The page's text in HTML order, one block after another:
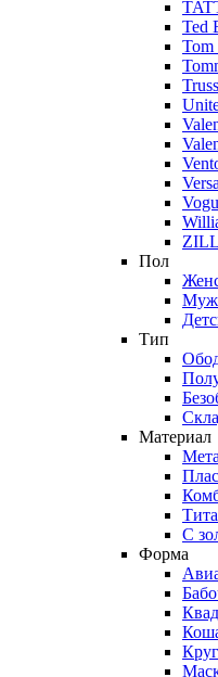
Ted
Tom
Пол
Тип
Материал
С
Форма